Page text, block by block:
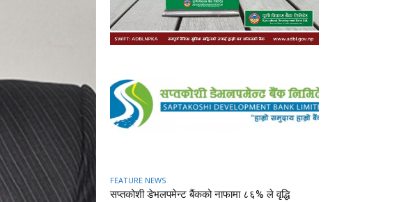
FEATURE NEWS
सप्तकोशी डेभलपमेन्ट बैंकको नाफामा ८६% ले वृद्धि